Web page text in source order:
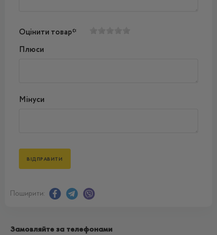
Оцінити товар*
Плюси
Мінуси
Поширити:
Замовляйте за телефонами